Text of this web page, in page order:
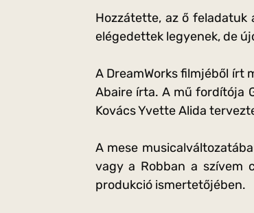
Hozzátette, az ő
elégedettek legyenek, de
A DreamWorks filmjéből írt
Abaire írta. A mű fordítója
Kovács Yvette Alida
A mese
vagy a Robban a szívem
produkció ismertetőjében.